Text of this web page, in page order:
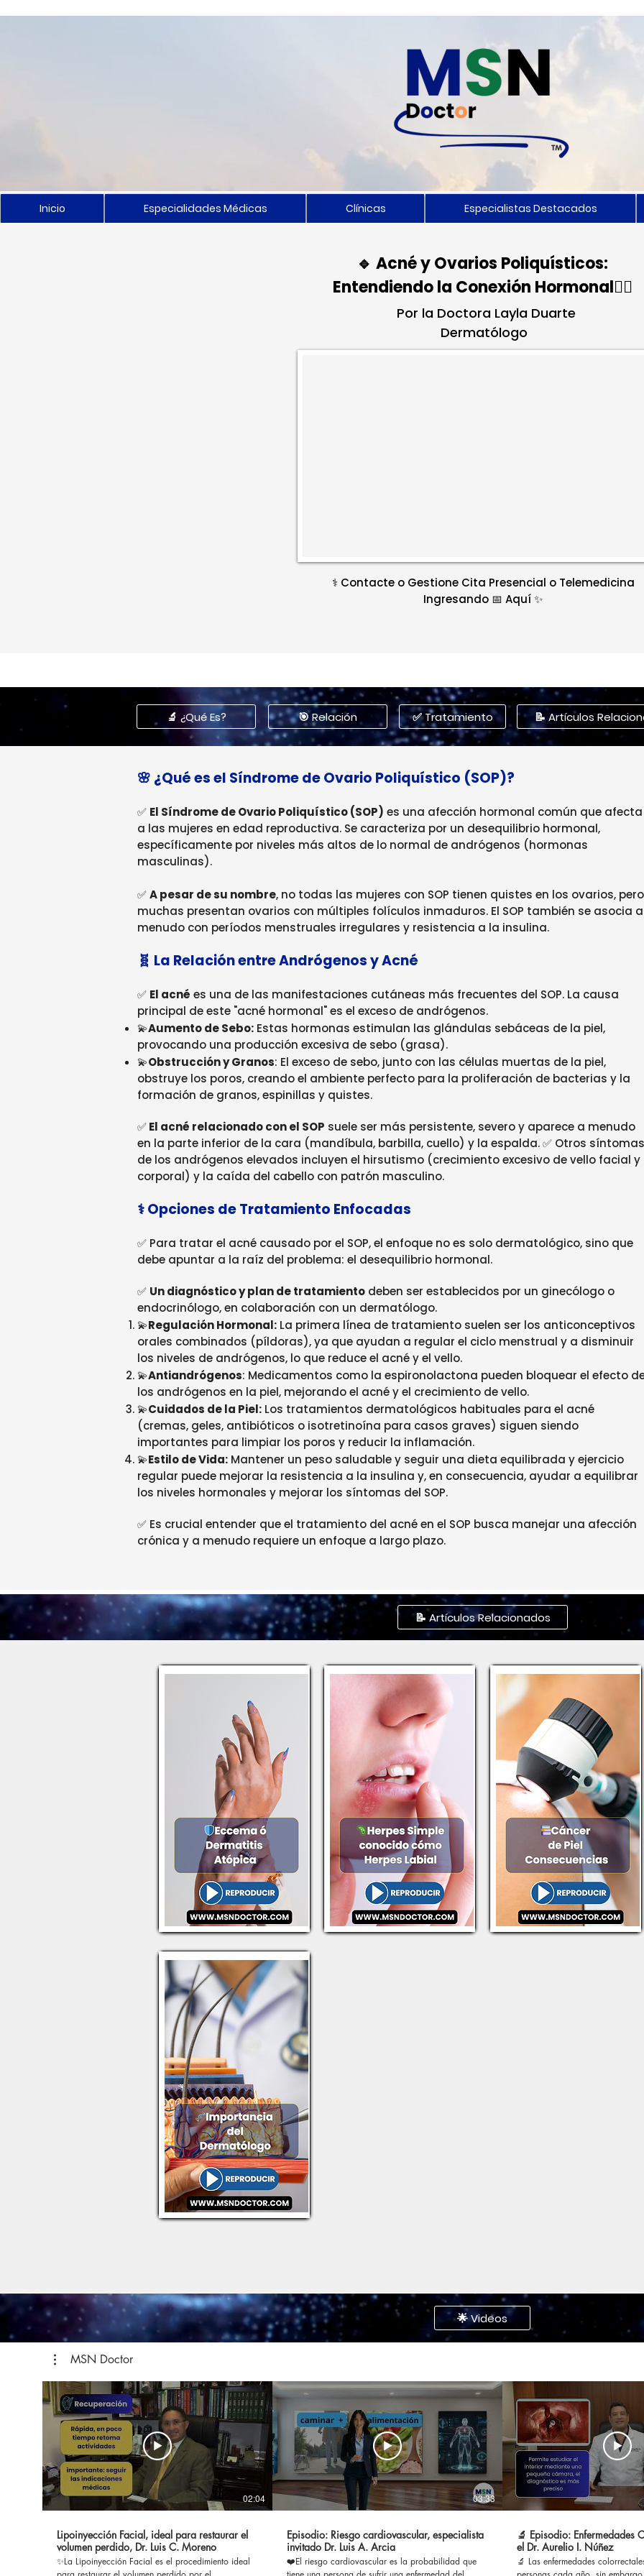
Inicio Especialidades Médicas Clínicas Especialistas Destacados
🔹 Acné y Ovarios Poliquísticos:
Entendiendo la Conexión Hormonal👨‍⚕️
Por la Doctora Layla Duarte
Dermatólogo
⚕️ Contacte o Gestione Cita Presencial o Telemedicina
Ingresando 📅 Aquí ✨
🔬 ¿Qué Es? 🎯 Relación ✅ Tratamiento 📝 Artículos
🌸 ¿Qué es el Síndrome de Ovario Poliquístico (SOP)?
✅ El Síndrome de Ovario Poliquístico (SOP) es una afección hormonal común que afecta
a las mujeres en edad reproductiva. Se caracteriza por un desequilibrio hormonal,
específicamente por niveles más altos de lo normal de andrógenos (hormonas
masculinas).
✅A pesar de su nombre, no todas las mujeres con SOP tienen quistes en los ovarios, pero
muchas presentan ovarios con múltiples folículos inmaduros. El SOP también se asocia a
menudo con períodos menstruales irregulares y resistencia a la insulina.
🧬 La Relación entre Andrógenos y Acné
✅ El acné es una de las manifestaciones cutáneas más frecuentes del SOP. La causa
principal de este "acné hormonal" es el exceso de andrógenos.
💫Aumento de Sebo: Estas hormonas estimulan las glándulas sebáceas de la piel,
provocando una producción excesiva de sebo (grasa).
💫Obstrucción y Granos: El exceso de sebo, junto con las células muertas de la piel,
obstruye los poros, creando el ambiente perfecto para la proliferación de bacterias y la
formación de granos, espinillas y quistes.
✅El acné relacionado con el SOP suele ser más persistente, severo y aparece a menudo
en la parte inferior de la cara (mandíbula, barbilla, cuello) y la espalda. ✅ Otros síntomas
de los andrógenos elevados incluyen el hirsutismo (crecimiento excesivo de vello facial y
corporal) y la caída del cabello con patrón masculino.
⚕️ Opciones de Tratamiento Enfocadas
✅ Para tratar el acné causado por el SOP, el enfoque no es solo dermatológico, sino que
debe apuntar a la raíz del problema: el desequilibrio hormonal.
✅ Un diagnóstico y plan de tratamiento deben ser establecidos por un ginecólogo o
endocrinólogo, en colaboración con un dermatólogo.
💫Regulación Hormonal: La primera línea de tratamiento suelen ser los anticonceptivos
orales combinados (píldoras), ya que ayudan a regular el ciclo menstrual y a disminuir
los niveles de andrógenos, lo que reduce el acné y el vello.
💫Antiandrógenos: Medicamentos como la espironolactona pueden bloquear el efecto
los andrógenos en la piel, mejorando el acné y el crecimiento de vello.
💫Cuidados de la Piel: Los tratamientos dermatológicos habituales para el acné
(cremas, geles, antibióticos o isotretinoína para casos graves) siguen siendo
importantes para limpiar los poros y reducir la inflamación.
💫Estilo de Vida: Mantener un peso saludable y seguir una dieta equilibrada y ejercicio
regular puede mejorar la resistencia a la insulina y, en consecuencia, ayudar a equilibrar
los niveles hormonales y mejorar los síntomas del SOP.
✅ Es crucial entender que el tratamiento del acné en el SOP busca manejar una afección
crónica y a menudo requiere un enfoque a largo plazo.
📝 Artículos Relacionados
🌟 Videos
MSN Doctor
02:04
Lipoinyección Facial, ideal para restaurar el
volumen perdido, Dr. Luis C. Moreno
✨La Lipoinyección Facial es el procedimiento ideal
03:33
Episodio: Riesgo cardiovascular, especialista
invitado Dr. Luis A. Arcia
❤️El riesgo cardiovascular es la probabilidad que
🔬 Episodio: Enfermedades
el Dr. Aurelio I. Núñez
🔬 Las enfermedades